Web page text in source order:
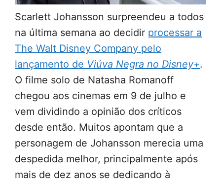
Scarlett Johansson surpreendeu a todos
na última semana ao decidir processar a
The Walt Disney Company pelo
lançamento de Viúva Negra no Disney+.
O filme solo de Natasha Romanoff
chegou aos cinemas em 9 de julho e
vem dividindo a opinião dos críticos
desde então. Muitos apontam que a
personagem de Johansson merecia uma
despedida melhor, principalmente após
mais de dez anos se dedicando à